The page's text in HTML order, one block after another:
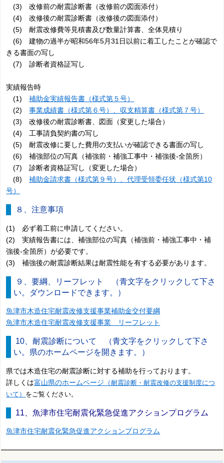
(3) 改修前の耐震診断書（改修前の図面添付）
(4) 改修後の耐震診断書（改修後の図面添付）
(5) 耐震改修費等見積書及び数量計算書、全体見積り
(6) 建物の過半が昭和56年5月31日以前に着工したことが確認で
きる書面の写し
(7) 診断者資格証写し
実績報告時
(1)補助金実績報告書（様式第５号）
(2)事業成績書（様式第６号）、収支精算書（様式第７号）
(3) 改修後の耐震診断書、図面（変更した場合）
(4) 工事請負契約書の写し
(5) 耐震改修に要した費用の支払いが確認できる書面の写し
(6) 補強部位の写真（補強前・補強工事中・補強後-全箇所）
(7) 診断者資格証写し（変更した場合）
(8)補助金請求書（様式第９号）、代理受領委任状（様式第10
号）
８、注意事項
(1) 必ず着工前に申請してください。
(2) 実績報告書には、補強部位の写真（補強前・補強工事中・補
強後-全箇所）が必要です。
(3) 補強後の耐震診断結果は耐震性能を有する必要があります。
９、要綱、リーフレット （青文字をクリックして下さ
い。ダウンロードできます。）
魚津市木造住宅耐震改修支援事業補助金交付要綱
魚津市木造住宅耐震改修支援事業 リーフレット
10、耐震診断について （青文字をクリックして下さ
い。県のホームページを開きます。）
県では木造住宅の耐震診断に対する補助を行っております。
詳しくは富山県のホームページ（耐震診断・耐震改修の支援制度につ
いて） をご覧ください。
11、魚津市住宅耐震化緊急促進アクションプログラム
魚津市住宅耐震化緊急促進アクションプログラム